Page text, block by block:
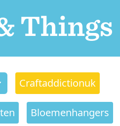
Craftaddictionuk
Bloemenhangers